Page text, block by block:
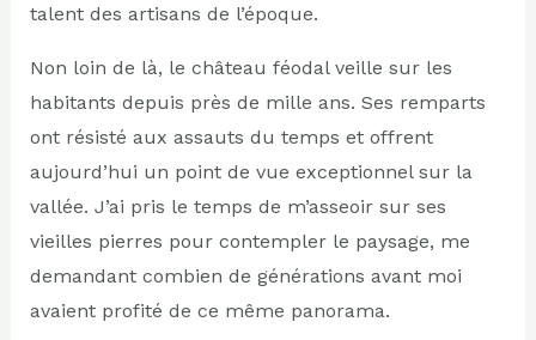
talent des artisans de l’époque.
Non loin de là, le château féodal veille sur les
habitants depuis près de mille ans. Ses remparts
ont résisté aux assauts du temps et offrent
aujourd’hui un point de vue exceptionnel sur la
vallée. J’ai pris le temps de m’asseoir sur ses
vieilles pierres pour contempler le paysage, me
demandant combien de générations avant moi
avaient profité de ce même panorama.